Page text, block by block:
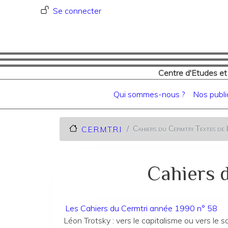
Menu du compte de
Se connecter
Centre d'Etudes
Navigation principale
Qui sommes-nous ? Nos
C.E.R.M.T.R.I Cahiers du Cermtri Textes
Cahiers
Les Cahiers du Cermtri année 1990 n° 58
Léon Trotsky : vers le capitalisme ou vers le